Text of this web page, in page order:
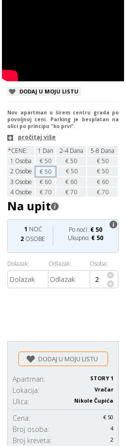
DODAJ U MOJU LISTU
Nov apartman u širem centru grada po
povoljnoj ceni. Parking je besplatan na
ulici po principu "ko prvi".
pročitaj više
*CENE:
1 Dan 2-4 Dana
5-8 Dana
1 Osoba €50 €50 €50
2 Osobe €50 €50 €50
3 Osobe € 60 € 60 € 60
4Osobe €70 €70 €70
Na upit
Po noći: € 50
Ukupno: € 50
1 NOĆ
2 OSOBE
Dolazak: Odlazak: Osoba:
DODAJ U MOJU LISTU
Apartman: STORY 1
Lokacija: Vračar
Ulica: Nikole Čupića
Cena: € 50
Broj osoba: 4
Broj kreveta: 2